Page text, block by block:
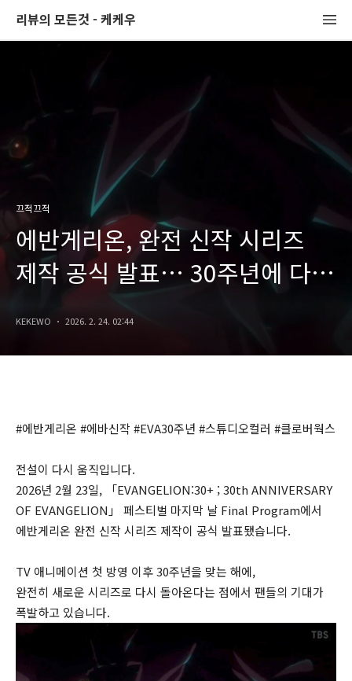
리뷰의 모든것 - 케케우
끄적끄적
에반게리온, 완전 신작 시리즈
제작 공식 발표… 30주년에 다시
KEKEWO 2026. 2. 24. 02:44
#에반게리온 #에바신작 #EVA30주년 #스튜디오컬러 #클로버웍스
전설이 다시 움직입니다.
2026년 2월 23일, 「EVANGELION:30+ ; 30th ANNIVERSARY
OF EVANGELION」 페스티벌 마지막 날 Final Program에서
에반게리온 완전 신작 시리즈 제작이 공식 발표됐습니다.
TV 애니메이션 첫 방영 이후 30주년을 맞는 해에,
완전히 새로운 시리즈로 다시 돌아온다는 점에서 팬들의 기대가
폭발하고 있습니다.